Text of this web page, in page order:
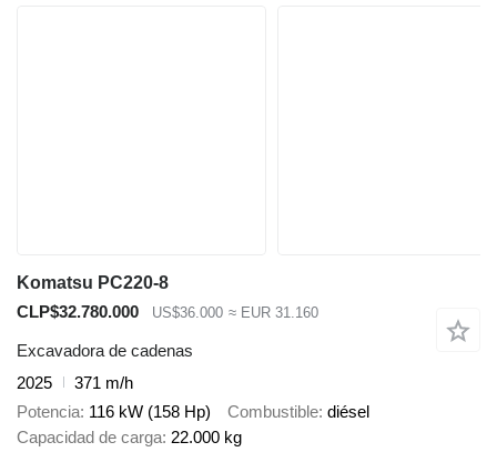
Komatsu PC220-8
CLP$32.780.000
US$36.000 ≈ EUR 31.160
Excavadora de cadenas
2025
371 m/h
Potencia 116 kW (158 Hp) Combustible diésel
Capacidad de carga 22.000 kg